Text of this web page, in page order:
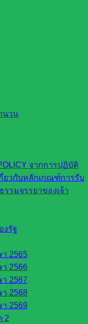
นวน
จากการปฏิบัติ
ยวกับหลักเกณฑ์การรับ
รมจรรยาของเจ้า
งรัฐ
2565
2566
2567
2568
2569
2